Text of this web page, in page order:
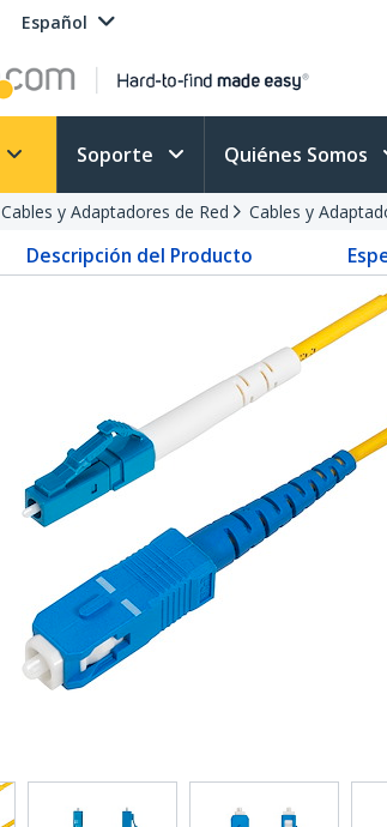
Español
Soporte Quiénes Somos
Cables y Adaptadores de Red Cables y
Descripción del Producto